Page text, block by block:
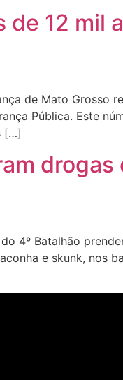
de 12 mil
de Mato Grosso
Pública. Este
[…]
drogas
4º Batalhão
e skunk, nos